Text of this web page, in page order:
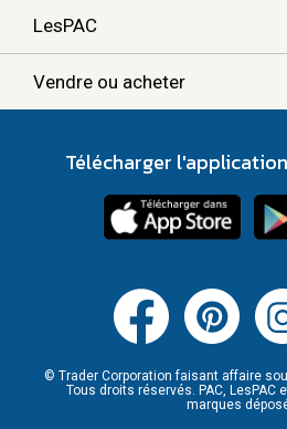
LesPAC
Vendre ou acheter
Télécharger
© Trader Corporation faisant affaire
Tous droits réservés. PAC, LesPAC
marques